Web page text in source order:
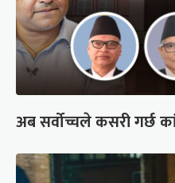
अब सर्वोच्चले कसरी गर्छ